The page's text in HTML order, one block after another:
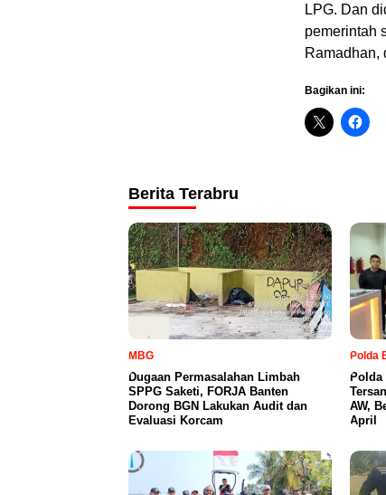
LPG. Dan
pemerintah
Ramadhan,
Bagikan ini:
Berita Terabru
MBG
Dugaan Permasalahan Limbah
SPPG Saketi, FORJA Banten
Dorong BGN Lakukan Audit dan
Evaluasi Korcam
Polda
Polda
AW,
April